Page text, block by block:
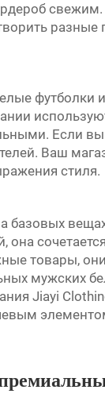
свежим.
разные
футболки
Если
Ваш
стиля.
она
товары,
мужских
Jiayi